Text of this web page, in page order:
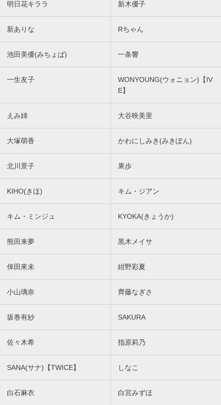
明日花キララ 新木優子
新ありな Rちゃん
池田美優(みちょぱ) 一条響
一生友子
WONYOUNG(ウォニョン)【IV
E】
えみ姉 大谷映美里
大塚萌香 かわにしみき(みきぽん)
北川景子 果歩
KIHO(きほ) キム・ジアン
キム・ミンジュ KYOKA(きょうか)
熊田来夢 黒木メイサ
倖田來未 紺野彩夏
小山璃奈 齊藤なぎさ
坂巻有紗 SAKURA
佐々木希 指原莉乃
SANA(サナ)【TWICE】 しなこ
白石麻衣 白宮みずほ